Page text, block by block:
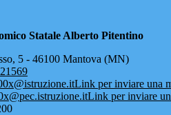
Statale Alberto Pitentino
5 - 46100 Mantova (MN)
Link per inviare una
Link per inviare